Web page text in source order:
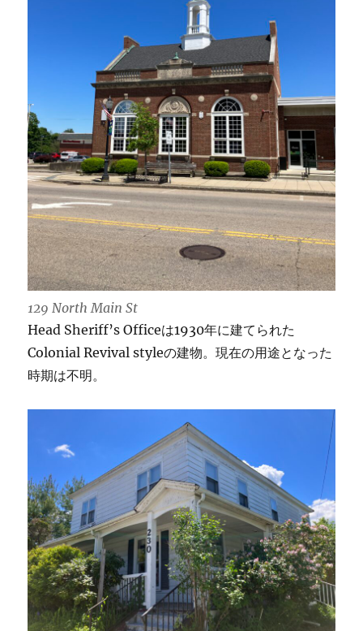
129 North Main St
Head Sheriff’s Officeは1930年に建てられた
Colonial Revival styleの建物。現在の用途となった
時期は不明。